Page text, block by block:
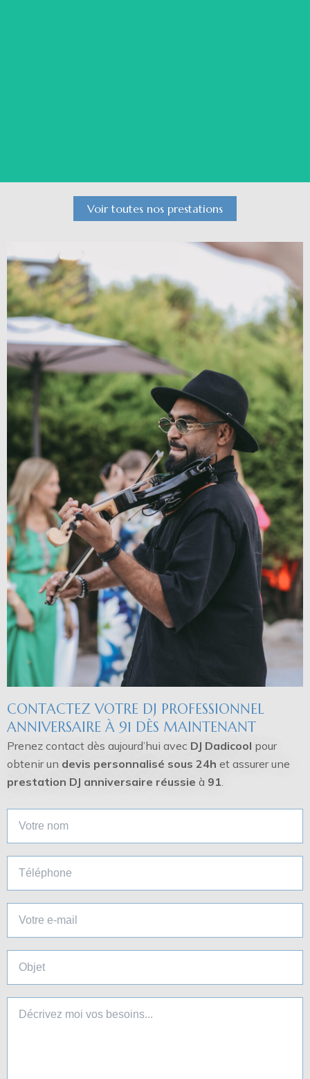
Orchestre Oriental Mariage
Voir le détail
Voir toutes nos prestations
CONTACTEZ VOTRE DJ PROFESSIONNEL
ANNIVERSAIRE À 91 DÈS MAINTENANT
Prenez contact dès aujourd’hui avec DJ Dadicool pour
obtenir un devis personnalisé sous 24h et assurer une
prestation DJ anniversaire réussie à 91.